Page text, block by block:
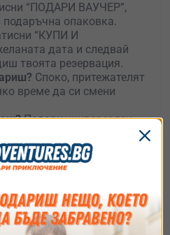
“ПОДАРИ ВАУЧЕР”,
подаръчна опаковка.
“КУПИ И
дата и следвай
твоята резервация.
Споко, притежателят
време да си смени
Подариуниверсален
да избира какво, къде
му.